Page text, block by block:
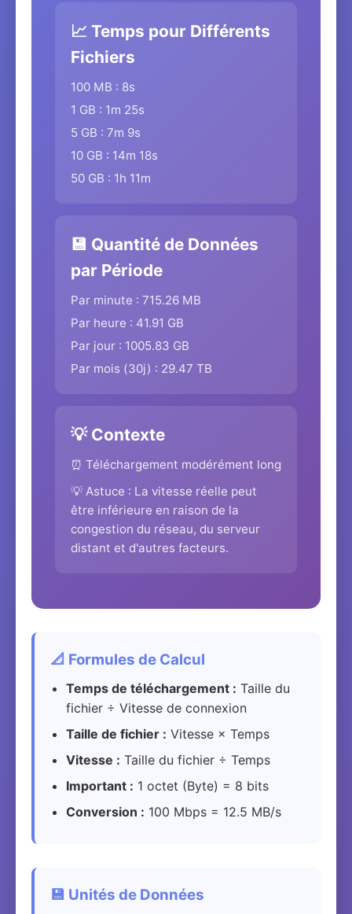
📈 Temps pour Différents
Fichiers
100 MB : 8s
1 GB : 1m 25s
5 GB : 7m 9s
10 GB : 14m 18s
50 GB : 1h 11m
💾 Quantité de Données
par Période
Par minute : 715.26 MB
Par heure : 41.91 GB
Par jour : 1005.83 GB
Par mois (30j) : 29.47 TB
💡 Contexte
⏰ Téléchargement modérément long
💡 Astuce : La vitesse réelle peut
être inférieure en raison de la
congestion du réseau, du serveur
distant et d'autres facteurs.
📐 Formules de Calcul
Temps de téléchargement : Taille du
fichier ÷ Vitesse de connexion
Taille de fichier : Vitesse × Temps
Vitesse : Taille du fichier ÷ Temps
Important : 1 octet (Byte) = 8 bits
Conversion : 100 Mbps = 12.5 MB/s
💾 Unités de Données